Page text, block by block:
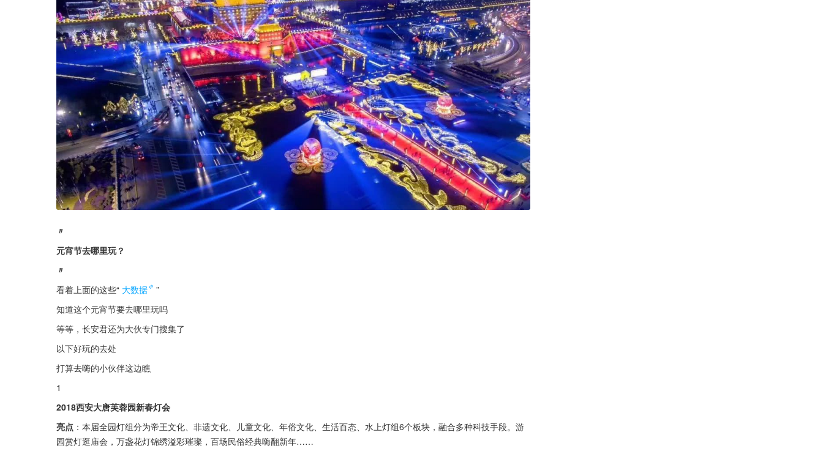
〃
元宵节去哪里玩？
〃
看着上面的这些“ 大数据
”
知道这个元宵节要去哪里玩吗
等等，长安君还为大伙专门搜集了
以下好玩的去处
打算去嗨的小伙伴这边瞧
1
2018西安大唐芙蓉园新春灯会
亮点 ：本届全园灯组分为帝王文化、非遗文化、儿童文化、年俗文化、生活百态、水上灯组6个板块，融合多种科技手段。游
园赏灯逛庙会，万盏花灯锦绣溢彩璀璨，百场民俗经典嗨翻新年……